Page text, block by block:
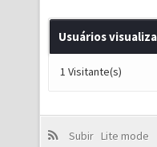
Usuários
1 Visitante(s)
Subir Lite mode